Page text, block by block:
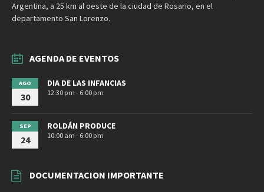
Argentina, a 25 km al oeste de la ciudad de Rosario, en el
departamento San Lorenzo.
AGENDA DE EVENTOS
AGO
30
DIA DE LAS INFANCIAS
12:30 pm - 6:00 pm
SEP
24
ROLDÁN PRODUCE
10:00 am - 6:00 pm
DOCUMENTACION IMPORTANTE